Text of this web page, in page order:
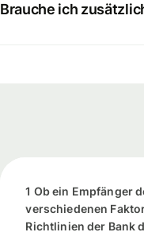
Brauche ich
1 Ob ein Empfänger
verschiedenen
Richtlinien der Bank